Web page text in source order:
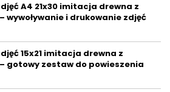
A4 21x30 imitacja drewna z
wywoływanie i drukowanie zdjęć
15x21 imitacja drewna z
gotowy zestaw do powieszenia